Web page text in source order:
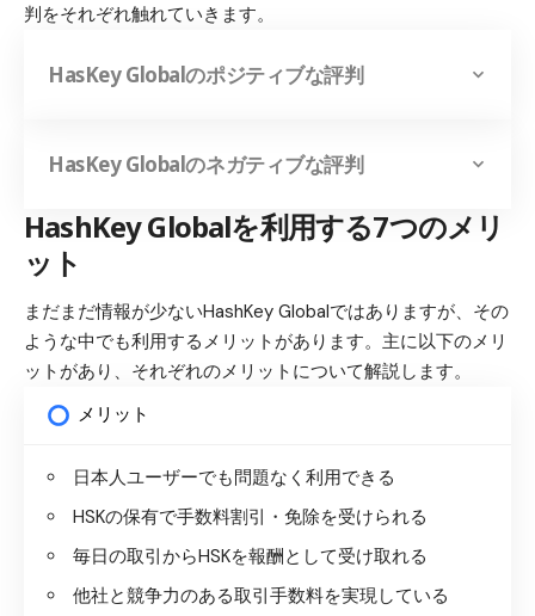
判をそれぞれ触れていきます。
HasKey Globalのポジティブな評判
HasKey Globalのネガティブな評判
HashKey Globalを利用する7つのメリ
ット
まだまだ情報が少ないHashKey Globalではありますが、その
ような中でも利用するメリットがあります。主に以下のメリ
ットがあり、それぞれのメリットについて解説します。
メリット
日本人ユーザーでも問題なく利用できる
HSKの保有で手数料割引・免除を受けられる
毎日の取引からHSKを報酬として受け取れる
他社と競争力のある取引手数料を実現している